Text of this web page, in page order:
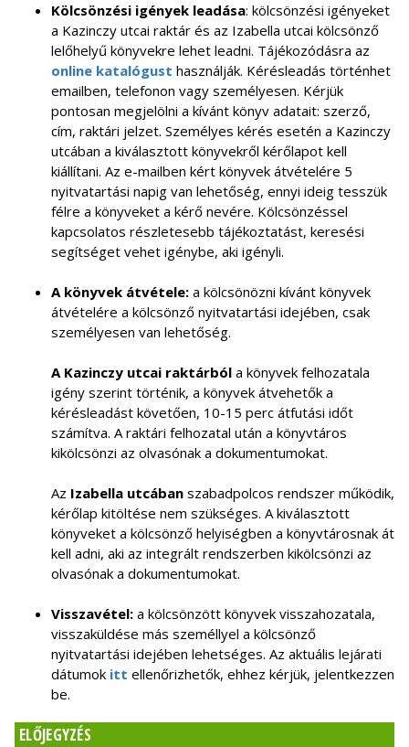
Kölcsönzési igények leadása: kölcsönzési igényeket
a Kazinczy utcai raktár és az Izabella utcai kölcsönző
lelőhelyű könyvekre lehet leadni. Tájékozódásra az
online katalógust használják. Kérésleadás történhet
emailben, telefonon vagy személyesen. Kérjük
pontosan megjelölni a kívánt könyv adatait: szerző,
cím, raktári jelzet. Személyes kérés esetén a Kazinczy
utcában a kiválasztott könyvekről kérőlapot kell
kiállítani. Az e-mailben kért könyvek átvételére 5
nyitvatartási napig van lehetőség, ennyi ideig tesszük
félre a könyveket a kérő nevére. Kölcsönzéssel
kapcsolatos részletesebb tájékoztatást, keresési
segítséget vehet igénybe, aki igényli.
A könyvek átvétele: a kölcsönözni kívánt könyvek
átvételére a kölcsönző nyitvatartási idejében, csak
személyesen van lehetőség.
A Kazinczy utcai raktárból a könyvek felhozatala
igény szerint történik, a könyvek átvehetők a
kérésleadást követően, 10-15 perc átfutási időt
számítva. A raktári felhozatal után a könyvtáros
kikölcsönzi az olvasónak a dokumentumokat.
Az Izabella utcában szabadpolcos rendszer működik,
kérőlap kitöltése nem szükséges. A kiválasztott
könyveket a kölcsönző helyiségben a könyvtárosnak át
kell adni, aki az integrált rendszerben kikölcsönzi az
olvasónak a dokumentumokat.
Visszavétel: a kölcsönzött könyvek visszahozatala,
visszaküldése más személlyel a kölcsönző
nyitvatartási idejében lehetséges. Az aktuális lejárati
dátumok itt ellenőrizhetők, ehhez kérjük, jelentkezzen
be.
ELŐJEGYZÉS